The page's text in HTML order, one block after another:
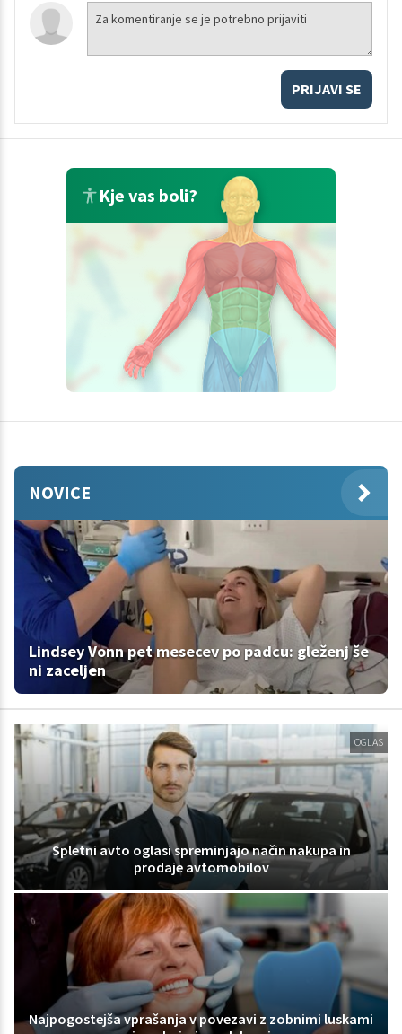
PRIJAVI SE
Kje vas boli?
NOVICE
Lindsey Vonn pet mesecev po padcu: gleženj še
ni zaceljen
OGLAS
Spletni avto oglasi spreminjajo način nakupa in
prodaje avtomobilov
Najpogostejša vprašanja v povezavi z zobnimi luskami